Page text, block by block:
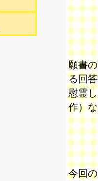
願書
る回
慰霊
作）
今回